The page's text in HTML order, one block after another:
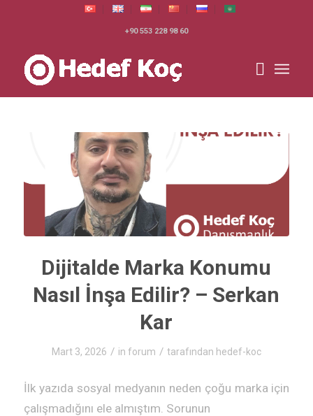
+90 553 228 98 60
Dijitalde Marka Konumu
Nasıl İnşa Edilir? – Serkan
Kar
Mart 3, 2026 / in forum / tarafından hedef-koc
İlk yazıda sosyal medyanın neden çoğu marka için
çalışmadığını ele almıştım. Sorunun